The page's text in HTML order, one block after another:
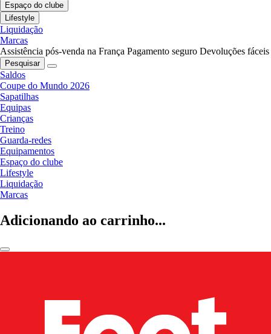
Espaço do clube
Lifestyle
Liquidação
Marcas
Assistência pós-venda na França Pagamento seguro Devoluções fáceis
Pesquisar
Saldos
Coupe do Mundo 2026
Sapatilhas
Equipas
Crianças
Treino
Guarda-redes
Equipamentos
Espaço do clube
Lifestyle
Liquidação
Marcas
Adicionando ao carrinho...